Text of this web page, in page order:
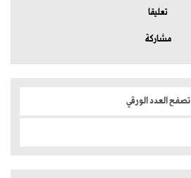
تعليقا
مشاركة
تصفح العدد الورقي